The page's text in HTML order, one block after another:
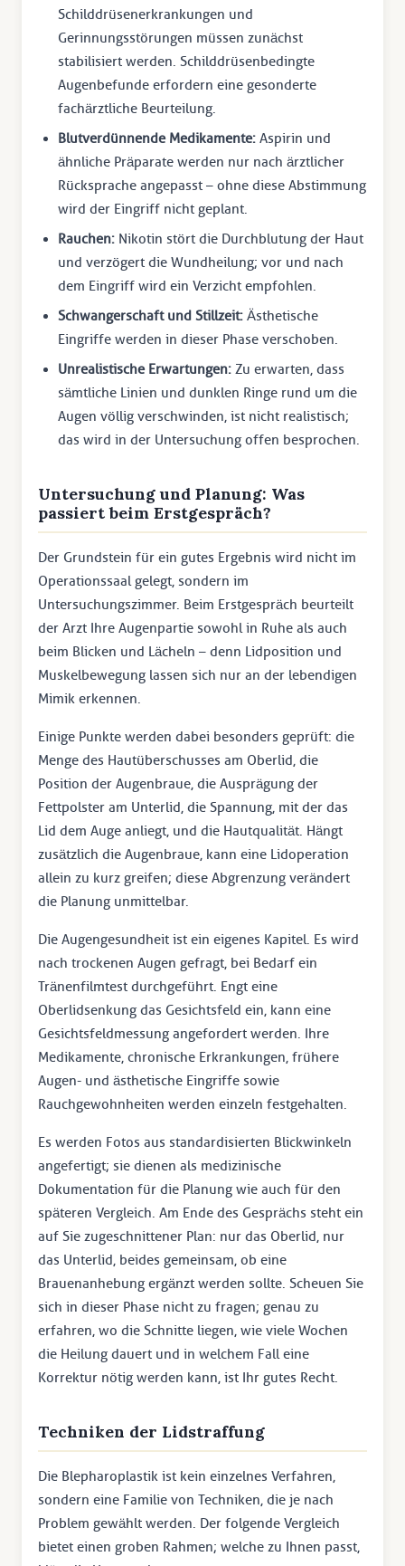
Schilddrüsenerkrankungen und
Gerinnungsstörungen müssen zunächst
stabilisiert werden. Schilddrüsenbedingte
Augenbefunde erfordern eine gesonderte
fachärztliche Beurteilung.
Blutverdünnende Medikamente: Aspirin und
ähnliche Präparate werden nur nach ärztlicher
Rücksprache angepasst – ohne diese Abstimmung
wird der Eingriff nicht geplant.
Rauchen: Nikotin stört die Durchblutung der Haut
und verzögert die Wundheilung; vor und nach
dem Eingriff wird ein Verzicht empfohlen.
Schwangerschaft und Stillzeit: Ästhetische
Eingriffe werden in dieser Phase verschoben.
Unrealistische Erwartungen: Zu erwarten, dass
sämtliche Linien und dunklen Ringe rund um die
Augen völlig verschwinden, ist nicht realistisch;
das wird in der Untersuchung offen besprochen.
Untersuchung und Planung: Was
passiert beim Erstgespräch?
Der Grundstein für ein gutes Ergebnis wird nicht im
Operationssaal gelegt, sondern im
Untersuchungszimmer. Beim Erstgespräch beurteilt
der Arzt Ihre Augenpartie sowohl in Ruhe als auch
beim Blicken und Lächeln – denn Lidposition und
Muskelbewegung lassen sich nur an der lebendigen
Mimik erkennen.
Einige Punkte werden dabei besonders geprüft: die
Menge des Hautüberschusses am Oberlid, die
Position der Augenbraue, die Ausprägung der
Fettpolster am Unterlid, die Spannung, mit der das
Lid dem Auge anliegt, und die Hautqualität. Hängt
zusätzlich die Augenbraue, kann eine Lidoperation
allein zu kurz greifen; diese Abgrenzung verändert
die Planung unmittelbar.
Die Augengesundheit ist ein eigenes Kapitel. Es wird
nach trockenen Augen gefragt, bei Bedarf ein
Tränenfilmtest durchgeführt. Engt eine
Oberlidsenkung das Gesichtsfeld ein, kann eine
Gesichtsfeldmessung angefordert werden. Ihre
Medikamente, chronische Erkrankungen, frühere
Augen- und ästhetische Eingriffe sowie
Rauchgewohnheiten werden einzeln festgehalten.
Es werden Fotos aus standardisierten Blickwinkeln
angefertigt; sie dienen als medizinische
Dokumentation für die Planung wie auch für den
späteren Vergleich. Am Ende des Gesprächs steht ein
auf Sie zugeschnittener Plan: nur das Oberlid, nur
das Unterlid, beides gemeinsam, ob eine
Brauenanhebung ergänzt werden sollte. Scheuen Sie
sich in dieser Phase nicht zu fragen; genau zu
erfahren, wo die Schnitte liegen, wie viele Wochen
die Heilung dauert und in welchem Fall eine
Korrektur nötig werden kann, ist Ihr gutes Recht.
Techniken der Lidstraffung
Die Blepharoplastik ist kein einzelnes Verfahren,
sondern eine Familie von Techniken, die je nach
Problem gewählt werden. Der folgende Vergleich
bietet einen groben Rahmen; welche zu Ihnen passt,